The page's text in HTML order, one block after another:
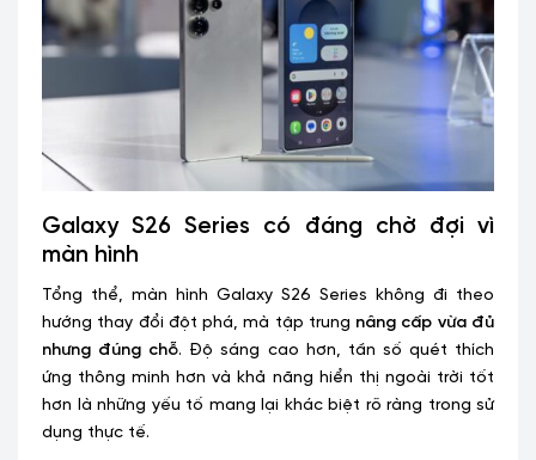
Galaxy S26 Series có đáng chờ đợi vì
màn hình
Tổng thể, màn hình Galaxy S26 Series không đi theo
hướng thay đổi đột phá, mà tập trung nâng cấp vừa đủ
nhưng đúng chỗ. Độ sáng cao hơn, tần số quét thích
ứng thông minh hơn và khả năng hiển thị ngoài trời tốt
hơn là những yếu tố mang lại khác biệt rõ ràng trong sử
dụng thực tế.